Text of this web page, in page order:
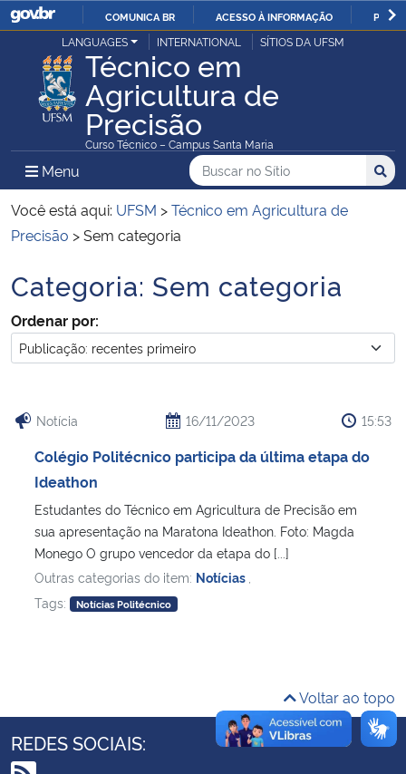
IR
PARA
O
COMUNICA BR ACESSO À INFORMAÇÃO
Ministério da Justiça e Segurança Pública
Ministério da Defesa
Ministério das Relações Exteriores
Ministério da Economia
Ministério da Infraestrutura
Ministério da Agricultura, Pecuária e Abastecimento
Ministério da Cidadania
Ministério da Saúde
Ministério de Minas e Energia
Ministério da Ciência, Tecnologia, Inovações e Comunicações
Ministério do Meio Ambiente
LANGUAGES INTERNATIONAL SÍTIOS DA UFSM
Técnico em
Agricultura de
Precisão
Curso Técnico – Campus Santa Maria
Menu Menu Principal do Sítio
Busca
Buscar no no Sítio
Busca:
Você está aqui: UFSM >Técnico em Agricultura de
Precisão >Sem categoria
Início do conteúdo
Categoria: Sem categoria
Ordenar por:
Notícia 16/11/2023 15:53
Colégio Politécnico participa da última etapa do
Ideathon
Estudantes do Técnico em Agricultura de Precisão em
sua apresentação na Maratona Ideathon. Foto: Magda
Monego O grupo vencedor da etapa do [...]
Outras categorias do item: Notícias
Tags:
Notícias Politécnico
Voltar ao topo
REDES SOCIAIS: